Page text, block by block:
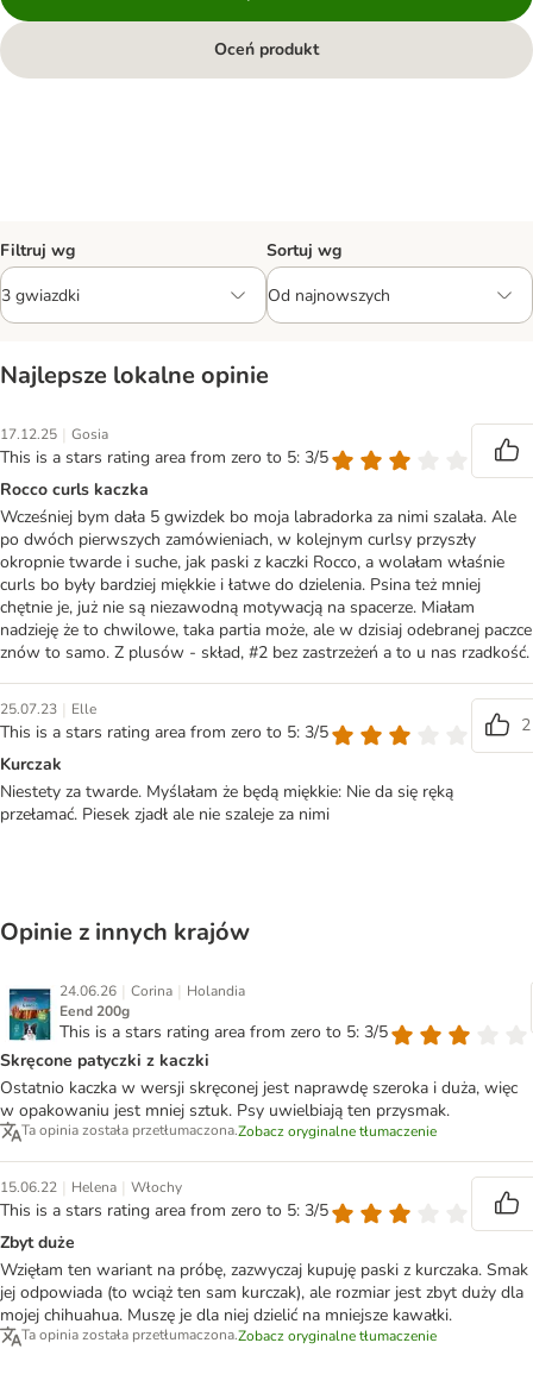
Oceń produkt
Filtruj wg Sortuj wg
Najlepsze lokalne opinie
17.12.25 | Gosia
This is a stars rating area from zero to 5: 3/5
Rocco curls kaczka
Wcześniej bym dała 5 gwizdek bo moja labradorka za nimi szalała. Ale
po dwóch pierwszych zamówieniach, w kolejnym curlsy przyszły
okropnie twarde i suche, jak paski z kaczki Rocco, a wolałam właśnie
curls bo były bardziej miękkie i łatwe do dzielenia. Psina też mniej
chętnie je, już nie są niezawodną motywacją na spacerze. Miałam
nadzieję że to chwilowe, taka partia może, ale w dzisiaj odebranej paczce
znów to samo. Z plusów - skład, #2 bez zastrzeżeń a to u nas rzadkość.
25.07.23 | Elle
This is a stars rating area from zero to 5: 3/5
2
Kurczak
Niestety za twarde. Myślałam że będą miękkie: Nie da się ręką
przełamać. Piesek zjadł ale nie szaleje za nimi
Opinie z innych krajów
24.06.26 | Corina | Holandia
Eend 200g
This is a stars rating area from zero to 5: 3/5
Skręcone patyczki z kaczki
Ostatnio kaczka w wersji skręconej jest naprawdę szeroka i duża, więc
w opakowaniu jest mniej sztuk. Psy uwielbiają ten przysmak.
Ta opinia została przetłumaczona.Zobacz oryginalne tłumaczenie
15.06.22 | Helena | Włochy
This is a stars rating area from zero to 5: 3/5
Zbyt duże
Wzięłam ten wariant na próbę, zazwyczaj kupuję paski z kurczaka. Smak
jej odpowiada (to wciąż ten sam kurczak), ale rozmiar jest zbyt duży dla
mojej chihuahua. Muszę je dla niej dzielić na mniejsze kawałki.
Ta opinia została przetłumaczona.Zobacz oryginalne tłumaczenie